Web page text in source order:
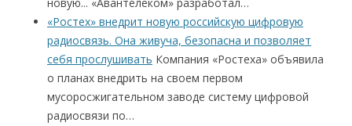
«Ростех» внедрит новую российскую цифровую
радиосвязь. Она живуча, безопасна и позволяет
себя прослушивать Компания «Ростеха» объявила
о планах внедрить на своем первом
мусоросжигательном заводе систему цифровой
радиосвязи по…